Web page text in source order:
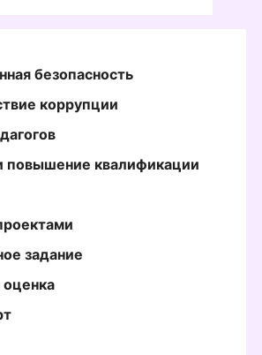
безопасность
коррупции
повышение квалификации
задание